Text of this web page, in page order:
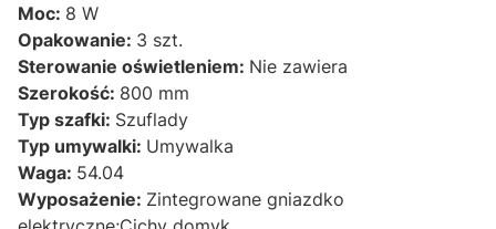
Moc: 8 W
Opakowanie: 3 szt.
Sterowanie oświetleniem: Nie zawiera
Szerokość: 800 mm
Typ szafki: Szuflady
Typ umywalki: Umywalka
Waga: 54.04
Wyposażenie: Zintegrowane gniazdko